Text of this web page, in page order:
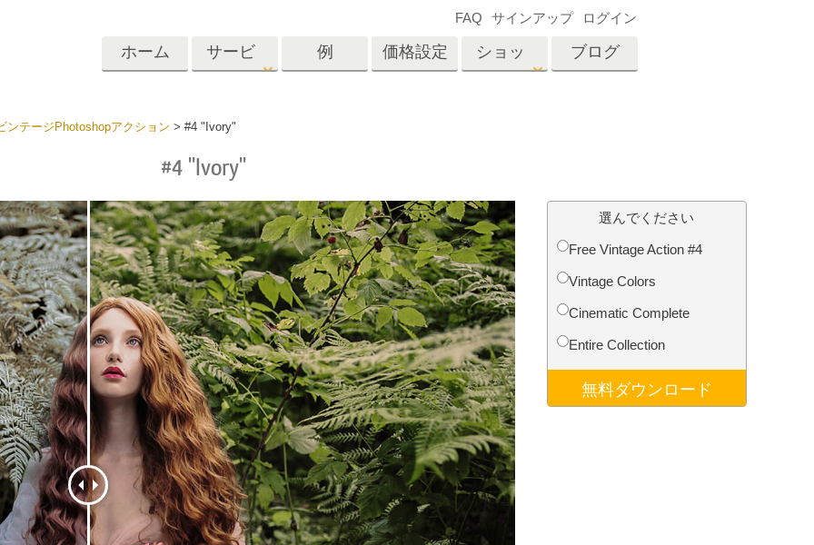
ホーム サービ
ービス
する
真編集サービ
ス
AIが生成した衣料品モデ
ル
画像操作料理内容
写真入力アプリケーショ
ッチ製品内容 ジュエリーレタッチ製品
内容
AIトレーニングデータ Video Editing Services
例 価格設定 ショッ
ィールプリ
コレクショ
Photoshop
Photoshopアクション
Photoshopオーバーレイ
Photoshopテクスチャ
Psアクションコレクシ
ョン全体
Psはコレクション全体
をオーバーレイしま
す
プレート
バレンタインデーカ
ード
結婚式招待状
子供の誕生日の招待
状
ビデオオーバーレイ
ブログ
FAQ サインアップ ログイン
ンテージPhotoshopアクション > #4 "Ivory"
#4 "Ivory"
選んでください
Free Vintage Action #4
Vintage Colors
Cinematic Complete
Entire Collection
無料ダウンロード